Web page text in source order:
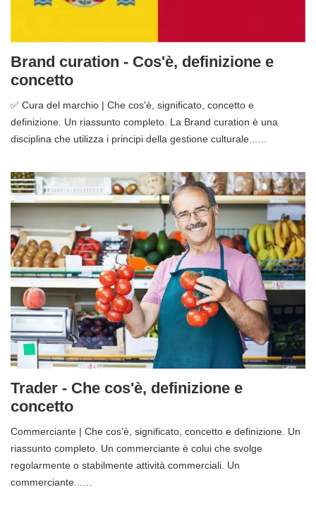
Brand curation - Cos'è, definizione e
concetto
✅ Cura del marchio | Che cos'è, significato, concetto e
definizione. Un riassunto completo. La Brand curation è una
disciplina che utilizza i principi della gestione culturale...…
Trader - Che cos'è, definizione e
concetto
Commerciante | Che cos'è, significato, concetto e definizione. Un
riassunto completo. Un commerciante è colui che svolge
regolarmente o stabilmente attività commerciali. Un
commerciante...…